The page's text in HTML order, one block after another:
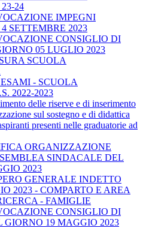
24
IMPEGNI
SETTEMBRE 2023
CONSIGLIO DI
05 LUGLIO 2023
SCUOLA
- SCUOLA
2022-2023
delle riserve e di inserimento
sul sostegno e di didattica
presenti nelle graduatorie ad
ORGANIZZAZIONE
SINDACALE DEL
2023
GENERALE INDETTO
2023 - COMPARTO E AREA
- FAMIGLIE
CONSIGLIO DI
GIORNO 19 MAGGIO 2023